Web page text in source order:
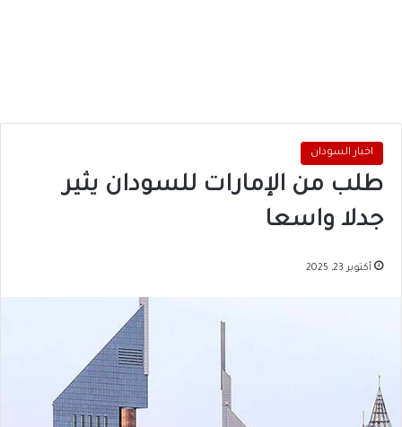
اخبار السودان
طلب من الإمارات للسودان يثير
جدلا واسعا
أكتوبر 23, 2025